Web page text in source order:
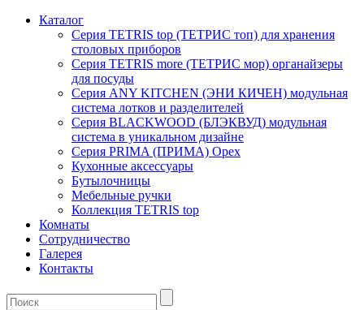
Каталог
Серия TETRIS top (ТЕТРИС топ) для хранения
столовых приборов
Серия TETRIS more (ТЕТРИС мор) органайзеры
для посуды
Серия ANY KITCHEN (ЭНИ КИЧЕН) модульная
система лотков и разделителей
Серия BLACKWOOD (БЛЭКВУД) модульная
система в уникальном дизайне
Серия PRIMA (ПРИМА) Орех
Кухонные аксессуары
Бутылочницы
Мебельные ручки
Коллекция TETRIS top
Комнаты
Сотрудничество
Галерея
Контакты